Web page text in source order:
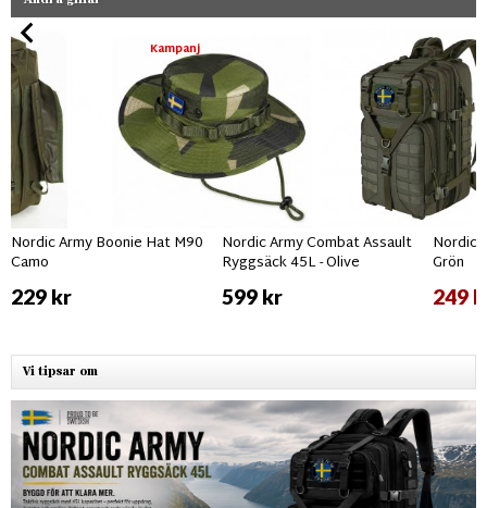
Kampanj
Nordic Army Boonie Hat M90
Camo
229 kr
Nordic Army Combat Assault
Ryggsäck 45L - Olive
599 kr
Nordic
Grön
249
Vi tipsar om